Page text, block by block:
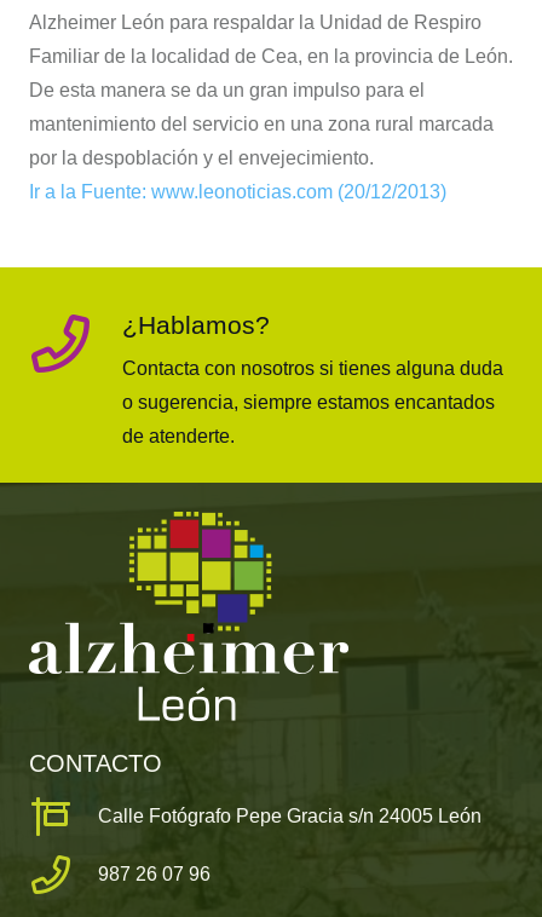
Alzheimer León para respaldar la Unidad de Respiro
Familiar de la localidad de Cea, en la provincia de León.
De esta manera se da un gran impulso para el
mantenimiento del servicio en una zona rural marcada
por la despoblación y el envejecimiento.
Ir a la Fuente: www.leonoticias.com (20/12/2013)
¿Hablamos?
Contacta con nosotros si tienes alguna duda
o sugerencia, siempre estamos encantados
de atenderte.
CONTACTO
Calle Fotógrafo Pepe Gracia s/n 24005 León
987 26 07 96